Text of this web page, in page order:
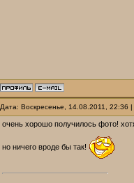
Дата: Воскресенье, 14.08.2011,
очень хорошо получилось фото!
но ничего вроде бы так!